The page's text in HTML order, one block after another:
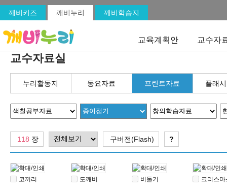
깨비키즈 깨비누리 깨비학습지
교육계획안 교수자
교수자료실
누리활동지 동요자료 프린트자료 플래
118 장 구버전(Flash) ?
코끼리 도깨비 비둘기 크리스